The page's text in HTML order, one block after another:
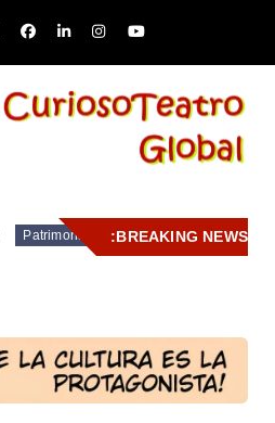
BREAKING NEWS:
Patrimonio